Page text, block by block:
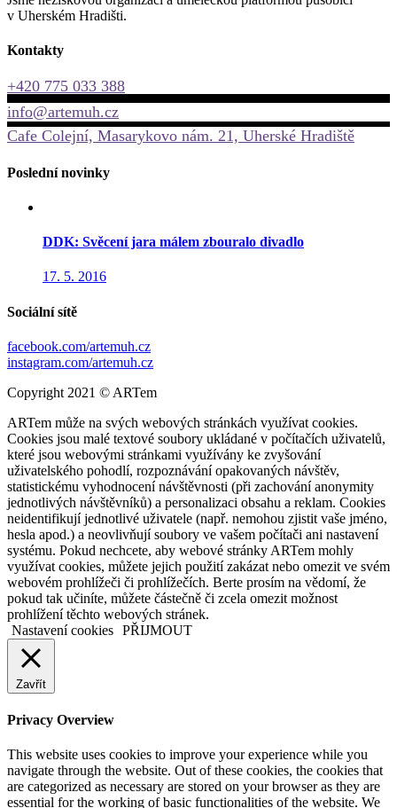
v Uherském Hradišti.
Kontakty
+420 775 033 388
info@artemuh.cz
Cafe Colejní, Masarykovo nám. 21, Uherské Hradiště
Poslední novinky
DDK: Svěcení jara málem zbouralo divadlo
17. 5. 2016
Sociální sítě
facebook.com/artemuh.cz
instagram.com/artemuh.cz
Copyright 2021 © ARTem
ARTem může na svých webových stránkách využívat cookies.
Cookies jsou malé textové soubory ukládané v počítačích uživatelů,
které jsou webovými stránkami využívány ke zvyšování
uživatelského pohodlí, rozpoznávání opakovaných návštěv,
statistickému vyhodnocení návštěvnosti (při zachování anonymity
jednotlivých návštěvníků) a personalizaci obsahu a reklam. Cookies
neidentifikují jednotlivé uživatele (např. nemohou zjistit vaše jméno,
hesla apod.) a neovlivňují soubory ve vašem počítači ani nastavení
systému. Pokud nechcete, aby webové stránky ARTem mohly
využívat cookies, můžete jejich použití zakázat nebo omezit ve svém
webovém prohlížeči či prohlížečích. Berte prosím na vědomí, že
pokud tak učiníte, můžete částečně či zcela omezit možnost
prohlížení těchto webových stránek.
Nastavení cookies PŘIJMOUT
Zavřít
Privacy Overview
This website uses cookies to improve your experience while you
navigate through the website. Out of these cookies, the cookies that
are categorized as necessary are stored on your browser as they are
essential for the working of basic functionalities of the website. We